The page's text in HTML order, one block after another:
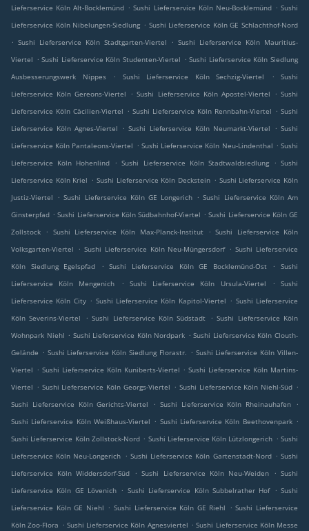
Lieferservice Köln Alt-Bocklemünd . Sushi Lieferservice Köln Neu-Bocklemünd . Sushi
Lieferservice Köln Nibelungen-Siedlung . Sushi Lieferservice Köln GE Schlachthof-Nord
. Sushi Lieferservice Köln Stadtgarten-Viertel . Sushi Lieferservice Köln Mauritius-
Viertel . Sushi Lieferservice Köln Studenten-Viertel . Sushi Lieferservice Köln Siedlung
Ausbesserungswerk Nippes
. Sushi Lieferservice Köln Sechzig-Viertel .
Sushi
Lieferservice Köln Gereons-Viertel
. Sushi Lieferservice Köln Apostel-Viertel . Sushi
Lieferservice Köln Cäcilien-Viertel . Sushi Lieferservice Köln Rennbahn-Viertel . Sushi
Lieferservice Köln Agnes-Viertel
. Sushi Lieferservice Köln Neumarkt-Viertel . Sushi
Lieferservice Köln Pantaleons-Viertel . Sushi Lieferservice Köln Neu-Lindenthal . Sushi
Lieferservice Köln Hohenlind
. Sushi Lieferservice Köln Stadtwaldsiedlung . Sushi
Lieferservice Köln Kriel . Sushi Lieferservice Köln Deckstein . Sushi Lieferservice Köln
Justiz-Viertel
. Sushi Lieferservice Köln GE Longerich . Sushi Lieferservice Köln Am
Ginsterpfad . Sushi Lieferservice Köln Südbahnhof-Viertel . Sushi Lieferservice Köln GE
Zollstock
. Sushi Lieferservice Köln Max-Planck-Institut . Sushi Lieferservice Köln
Volksgarten-Viertel
. Sushi Lieferservice Köln Neu-Müngersdorf . Sushi Lieferservice
Köln Siedlung Egelspfad
. Sushi Lieferservice Köln GE Bocklemünd-Ost .
Sushi
Lieferservice Köln Mengenich
. Sushi Lieferservice Köln Ursula-Viertel .
Sushi
Lieferservice Köln City . Sushi Lieferservice Köln Kapitol-Viertel . Sushi Lieferservice
Köln Severins-Viertel
. Sushi Lieferservice Köln Südstadt . Sushi Lieferservice Köln
Wohnpark Niehl . Sushi Lieferservice Köln Nordpark . Sushi Lieferservice Köln Clouth-
Gelände . Sushi Lieferservice Köln Siedlung Florastr. . Sushi Lieferservice Köln Villen-
Viertel . Sushi Lieferservice Köln Kuniberts-Viertel . Sushi Lieferservice Köln Martins-
Viertel . Sushi Lieferservice Köln Georgs-Viertel . Sushi Lieferservice Köln Niehl-Süd .
Sushi Lieferservice Köln Gerichts-Viertel
. Sushi Lieferservice Köln Rheinauhafen
.
Sushi Lieferservice Köln Weißhaus-Viertel . Sushi Lieferservice Köln Beethovenpark .
Sushi Lieferservice Köln Zollstock-Nord . Sushi Lieferservice Köln Lützlongerich . Sushi
Lieferservice Köln Neu-Longerich . Sushi Lieferservice Köln Gartenstadt-Nord . Sushi
Lieferservice Köln Widdersdorf-Süd
. Sushi Lieferservice Köln Neu-Weiden . Sushi
Lieferservice Köln GE Lövenich . Sushi Lieferservice Köln Subbelrather Hof . Sushi
Lieferservice Köln GE Niehl . Sushi Lieferservice Köln GE Riehl . Sushi Lieferservice
Köln Zoo-Flora . Sushi Lieferservice Köln Agnesviertel . Sushi Lieferservice Köln Messe